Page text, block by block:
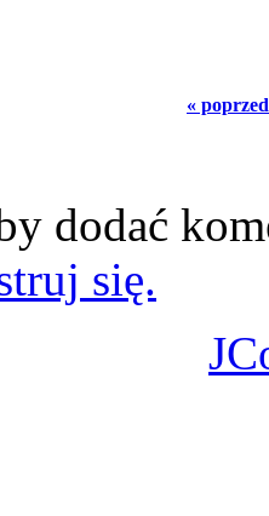
«
dodać
się.